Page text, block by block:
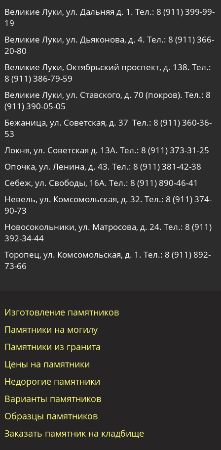
Великие Луки, ул. Дальняя д. 1. Тел.: 8 (911) 399-99-
19
Великие Луки, ул. Дьяконова, д. 4. Тел.: 8 (911) 366-
20-80
Великие Луки, Октябрьский проспект, д. 138. Тел.:
8 (911) 386-79-59
Великие Луки, ул. Ставского, д. 70 (покров). Тел.: 8
(911) 390-05-05
Бежаница, ул. Советская, д. 37 Тел.: 8 (911) 360-36-
53
Локня, ул. Советская д. 13А. Тел.: 8 (911) 373-31-25
Опочка, ул. Ленина, д. 43. Тел.: 8 (911) 381-42-38
Себеж, ул. Свободы, 16А. Тел.: 8 (911) 890-46-41
Невель, ул. Комсомольская, д. 32. Тел.: 8 (911) 374-
90-73
Новосокольники, ул. Матросова, д. 24. Тел.: 8 (911)
392-34-44
Торопец, ул. Комсомольская, д. 1. Тел.: 8 (911) 892-
73-66
Изготовление памятников
Памятники на могилу
Памятники из гранита
Цены на памятники
Недорогие памятники
Варианты памятников
Образцы памятников
Заказать памятник на кладбище